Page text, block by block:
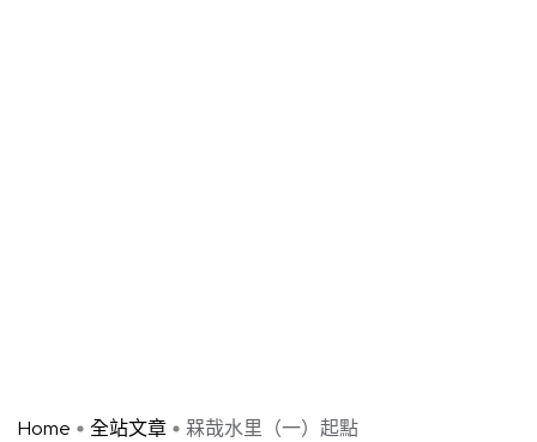
Home 全站文章 槑哉水里（一）起點